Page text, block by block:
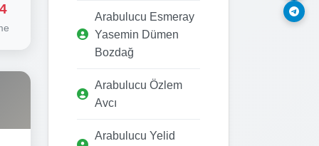
Arabulucu Esmeray
Yasemin Dümen
Bozdağ
Arabulucu Özlem
Avcı
Arabulucu Yelid